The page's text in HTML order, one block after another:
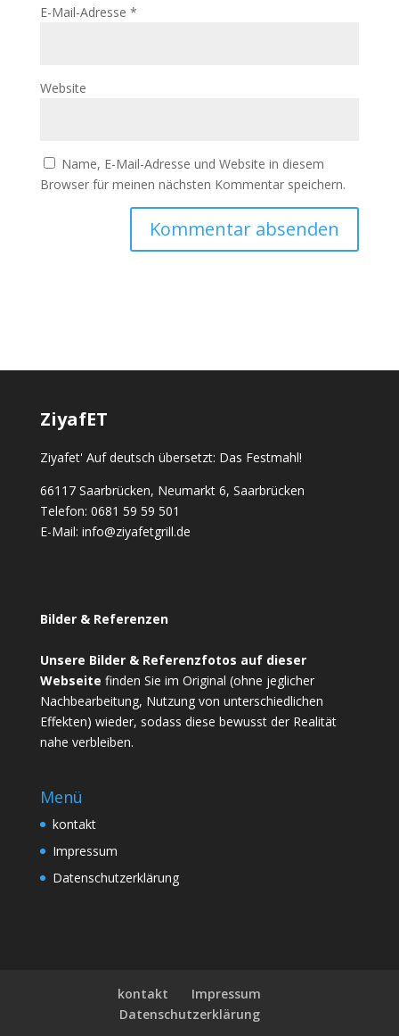
E-Mail-Adresse *
Website
Name, E-Mail-Adresse und Website in diesem
Browser für meinen nächsten Kommentar speichern.
ZiyafET
Ziyafet' Auf deutsch übersetzt: Das Festmahl!
66117 Saarbrücken, Neumarkt 6, Saarbrücken
Telefon: 0681 59 59 501
E-Mail: info@ziyafetgrill.de
Bilder & Referenzen
Unsere Bilder & Referenzfotos auf dieser
Webseite finden Sie im Original (ohne jeglicher
Nachbearbeitung, Nutzung von unterschiedlichen
Effekten) wieder, sodass diese bewusst der Realität
nahe verbleiben.
Menü
kontakt
Impressum
Datenschutzerklärung
kontakt
Impressum
Datenschutzerklärung